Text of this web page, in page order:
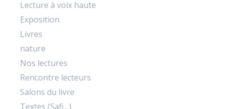
Lecture à voix haute
Exposition
Livres
nature
Nos lectures
Rencontre lecteurs
Salons du livre
Textes (Safi…)